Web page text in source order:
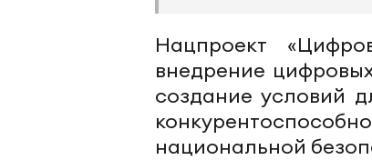
Нацпроект
внедрение
создание условий
национальной